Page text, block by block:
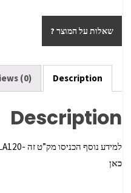
b
o
o
k
tt
er
ar
e
שאלות על המוצר ?
Description
(0)
Description
למידע נוסף הכניסו מק”ט זה -LA120- לחיפוש בדף הקישור באתר היצרן
כאן